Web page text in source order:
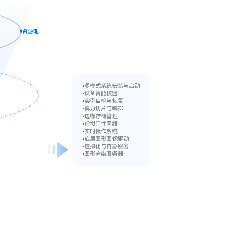
资源池
多模式系统安装与启动
设备智能校验
实例自检与恢复
算力切片与编排
边缘存储管理
虚拟弹性网络
实时操作系统
底层图形图像驱动
虚拟化与容器服务
图形渲染服务器